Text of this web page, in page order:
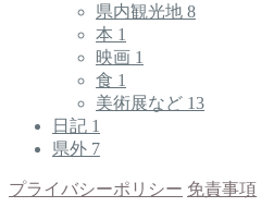
県内観光地 8
本 1
映画 1
食 1
美術展など 13
日記 1
県外 7
プライバシーポリシー 免責事項